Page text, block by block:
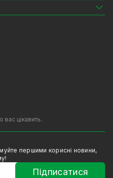
HDD
цікавить.
першими корисні новини,
Підписатися